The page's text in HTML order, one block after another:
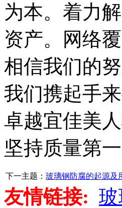
为本。着力
资产。网络
相信我们的
我们携起手
卓越宜佳美
坚持质量第
下一主题： 玻璃钢防腐的起源及
友情链接: